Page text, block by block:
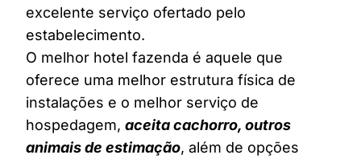
excelente serviço ofertado pelo
estabelecimento.
O melhor hotel fazenda é aquele que
oferece uma melhor estrutura física de
instalações e o melhor serviço de
hospedagem, aceita cachorro, outros
animais de estimação, além de opções